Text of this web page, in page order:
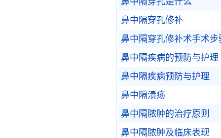
鼻中隔穿孔修补
鼻中隔穿孔修补术手术步
鼻中隔疾病的预防与护理
鼻中隔疾病预防与护理
鼻中隔溃疡
鼻中隔脓肿的治疗原则
鼻中隔脓肿及临床表现